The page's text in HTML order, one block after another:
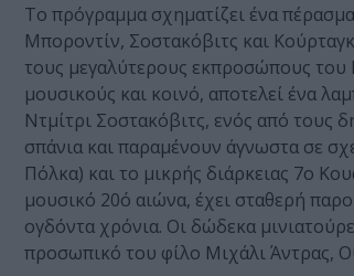
Το πρόγραμμα σχηματίζει ένα
Μποροντίν, Σοστακόβιτς και
τους μεγαλύτερους εκπροσώπους του
μουσικούς και κοινό, αποτελεί ένα
Ντμίτρι Σοστακόβιτς, ενός από τους
σπάνια και παραμένουν άγνωστα σε
Πόλκα) και το μικρής διάρκειας 7ο
μουσικό 20ό αιώνα, έχει σταθερή
ογδόντα χρόνια. Οι δώδεκα
προσωπικό του φίλο Μιχάλι Άντρας,